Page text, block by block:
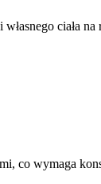
ciała na
co wymaga